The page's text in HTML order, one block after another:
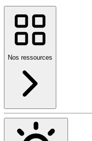
Nos ressources